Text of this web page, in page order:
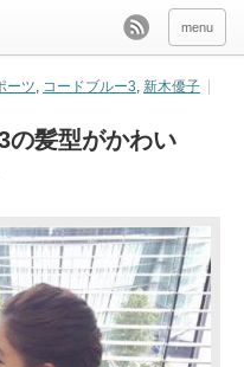
menu
ーツ, コードブルー3, 新木優子
の髪型がかわい